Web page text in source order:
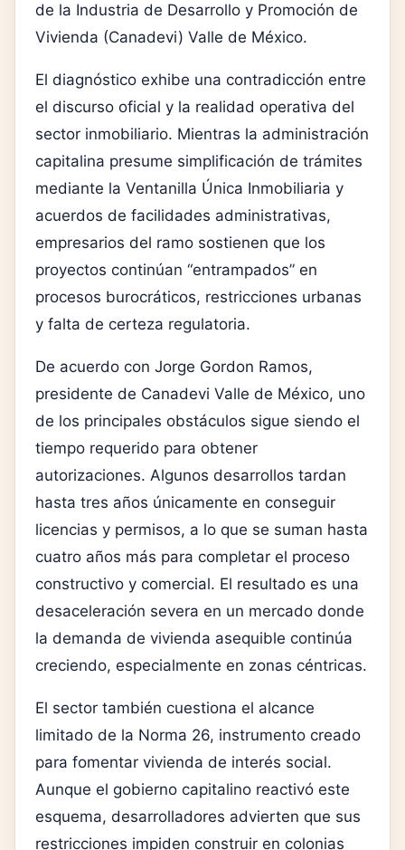
de la Industria de Desarrollo y Promoción de
Vivienda (Canadevi) Valle de México.
El diagnóstico exhibe una contradicción entre
el discurso oficial y la realidad operativa del
sector inmobiliario. Mientras la administración
capitalina presume simplificación de trámites
mediante la Ventanilla Única Inmobiliaria y
acuerdos de facilidades administrativas,
empresarios del ramo sostienen que los
proyectos continúan “entrampados” en
procesos burocráticos, restricciones urbanas
y falta de certeza regulatoria.
De acuerdo con Jorge Gordon Ramos,
presidente de Canadevi Valle de México, uno
de los principales obstáculos sigue siendo el
tiempo requerido para obtener
autorizaciones. Algunos desarrollos tardan
hasta tres años únicamente en conseguir
licencias y permisos, a lo que se suman hasta
cuatro años más para completar el proceso
constructivo y comercial. El resultado es una
desaceleración severa en un mercado donde
la demanda de vivienda asequible continúa
creciendo, especialmente en zonas céntricas.
El sector también cuestiona el alcance
limitado de la Norma 26, instrumento creado
para fomentar vivienda de interés social.
Aunque el gobierno capitalino reactivó este
esquema, desarrolladores advierten que sus
restricciones impiden construir en colonias